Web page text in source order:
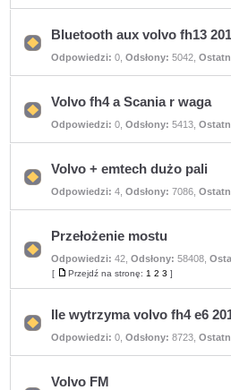
nieprzeczytanych
Nie
nieprzeczytanych
Bluetooth aux volvo fh13
Odpowiedzi: 0 ,Odsłony: 5042 ,
Nie
nieprzeczytanych
Volvo fh4 a Scania r waga
Odpowiedzi: 0 ,Odsłony: 5413 ,
Nie
nieprzeczytanych
Volvo + emtech dużo pali
Odpowiedzi: 4 ,Odsłony: 7086 ,
Nie
ma
postów
Przełożenie mostu
Odpowiedzi: 42 ,Odsłony: 58408 ,
[
Przejdź
na
Przejdź na stronę: 1 2 3 ]
Nie
nieprzeczytanych
Ile wytrzyma volvo fh4 e6
Odpowiedzi: 0 ,Odsłony: 8723 ,
Volvo FM